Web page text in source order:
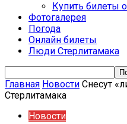
Купить билеты
Фотогалерея
Погода
Онлайн билеты
Люди Стерлитамака
Главная Новости Снесут
Стерлитамака
Новости